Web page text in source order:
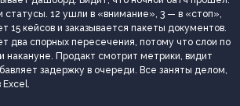
статусы. 12 ушли в «внимание», 3 — в «стоп»,
15 кейсов и заказывается пакеты документов.
два спорных пересечения, потому что слои по
накануне. Продакт смотрит метрики, видит
задержку в очереди. Все заняты делом,